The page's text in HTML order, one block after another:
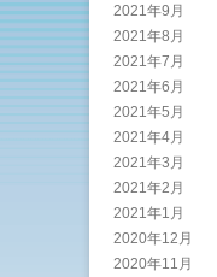
2021年9月
2021年8月
2021年7月
2021年6月
2021年5月
2021年4月
2021年3月
2021年2月
2021年1月
2020年12月
2020年11月